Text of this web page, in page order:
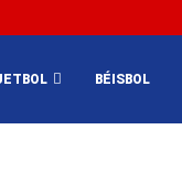
BÉISBOL